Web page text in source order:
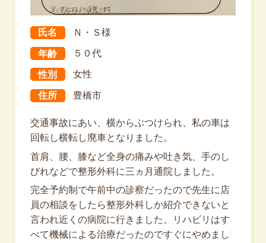
氏名 Ｎ・Ｓ様
年齢 ５０代
性別 女性
住所 豊橋市
交通事故にあい、横からぶつけられ、私の車は
回転し横転し廃車となりました。
首肩、腰、膝など全身の痛みや吐き気、手のし
びれなどで整形外科に三ヵ月通院しました。
完全予約制で午前中の診察だったので先生に店
員の相談をしたら整形外科しか紹介できないと
言われ近くの病院に行きました。リハビリはす
べて機械による治療だったのですぐにやめまし